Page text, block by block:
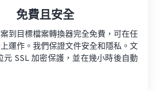
免費且安全
到目標檔案轉換器完全免費，可在任
運作。我們保證文件安全和隱私。文
元 SSL 加密保護，並在幾小時後自動